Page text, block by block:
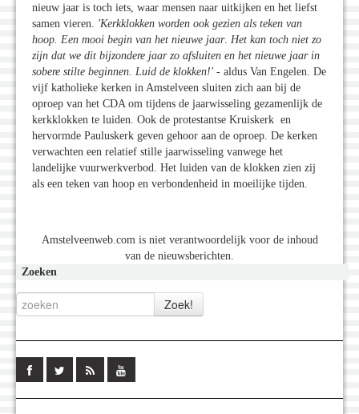
nieuw jaar is toch iets, waar mensen naar uitkijken en het liefst
samen vieren. 'Kerkklokken worden ook gezien als teken van
hoop. Een mooi begin van het nieuwe jaar. Het kan toch niet zo
zijn dat we dit bijzondere jaar zo afsluiten en het nieuwe jaar in
sobere stilte beginnen. Luid de klokken!' - aldus Van Engelen. De
vijf katholieke kerken in Amstelveen sluiten zich aan bij de
oproep van het CDA om tijdens de jaarwisseling gezamenlijk de
kerkklokken te luiden. Ook de protestantse Kruiskerk en
hervormde Pauluskerk geven gehoor aan de oproep. De kerken
verwachten een relatief stille jaarwisseling vanwege het
landelijke vuurwerkverbod. Het luiden van de klokken zien zij
als een teken van hoop en verbondenheid in moeilijke tijden.
Amstelveenweb.com is niet verantwoordelijk voor de inhoud
van de nieuwsberichten.
Zoeken